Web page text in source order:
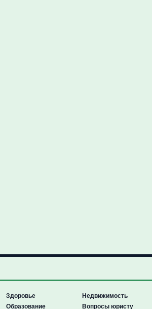
Здоровье
Образование
Недвижимость
Вопросы юристу